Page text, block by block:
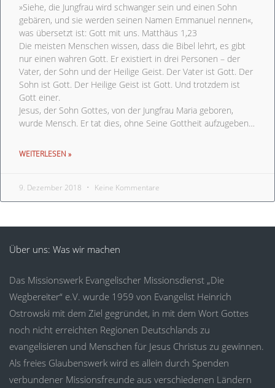
»Siehe, die Jungfrau wird schwanger sein und einen Sohn
gebären, und sie werden seinen Namen Emmanuel nennen«,
was übersetzt ist: Gott mit uns. Matthäus 1,23
Die meisten Menschen wissen, dass die Bibel lehrt, es gibt
nur einen wahren Gott. Er existiert in drei Personen – der
Vater, der Sohn und der Heilige Geist. Der Vater ist Gott. Der
Sohn ist Gott. Der Heilige Geist ist Gott. Und trotzdem ist
Gott einer.
Jesus, der Sohn Gottes, von der Jungfrau Maria geboren,
wurde Mensch. Er tat dies, ohne Seine Gottheit aufzugeben…
WEITERLESEN »
9. Dezember 2018 Keine Kommentare
Über uns: Was wir machen
Das Missionswerk Evangelischer Missionsdienst „Die
Wegbereiter“ e.V. wurde 1959 von Evangelist Heinrich
Ostrowski mit dem Ziel gegründet, in mit dem Wort Gottes
noch nicht erreichten Regionen Deutschlands zu
evangelisieren und Menschen für Jesus Christus zu gewinnen.
Als freies Glaubenswerk wird es allein durch Spenden
verbundener Missionsfreunde aus verschiedenen Ländern